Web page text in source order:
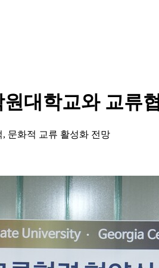
대학교와 교류
문화적 교류 활성화 전망